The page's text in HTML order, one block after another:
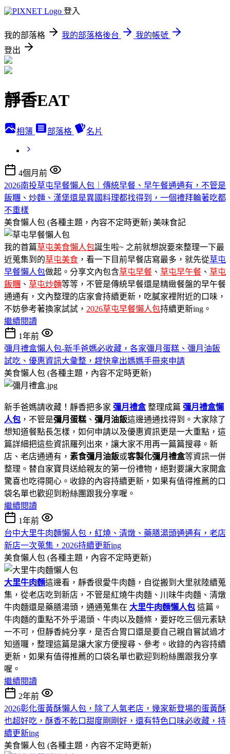
登入
我的部落格 我的部落格後台
我的帳號
登出
靜香EAT
相簿 部落格 名片
4個月前
2026南投草屯早餐懶人包｜傳統早餐、早午餐通通有，不管是
飯糰、炒麵、漢堡還是異國料理都找得到，一個禮拜輪著吃都
不重樣
美食懶人包 (各種主題，內容不定時更新) 美味食記
我的首篇草屯美食懶人包誕生啦~ 之前就想說要來整理一下最
近蒐集到的草屯美食 ，看一下目前早餐店寫最多，就先從草屯
早餐懶人包做起。分享文內包含草屯早餐 、 草屯早午餐 、 草屯
飯糰 、 草屯炒麵等等，不管是傳統早餐還是精緻餐盤的早午餐
通通有，文內整理的店家會持續更新，吃膩家裡附近的口味，
不妨參考著換家試試， 2026草屯早餐懶人包持續更新ing。
繼續閱讀
1年前
彌月禮盒懶人包-新手爸媽必收藏，各家彌月蛋糕、彌月油飯
試吃、優惠資訊大彙整，趕快拿出媽媽手冊來申請
美食懶人包 (各種主題，內容不定時更新)
新手爸媽請收藏！靜香把多家 彌月禮盒 整理成篇 彌月禮盒懶
人包 ，不管是彌月蛋糕 、 彌月油飯這邊通通找得到。大家除了
想知道餐點長怎樣，如何申請以及優惠資訊更是一大重點，這
篇詳細把這些資訊羅列出來，讓大家不用再一篇篇搜尋。新
店、老店通通有， 素食彌月油飯或客製化彌月禮盒等資訊一併
整理。替自家寶貝送給親友的第一份禮物，絕對要讓大家開盒
驚喜也吃得開心。收錄的內容持續更新，如果有值得推薦的口
袋名單也歡迎到粉絲團跟我分享喔。
繼續閱讀
1年前
台中大里牛肉麵懶人包，紅燒、清燉、藥膳湯頭通通有，老店
新店一次蒐集，2026持續更新ing
美食懶人包 (各種主題，內容不定時更新)
大里牛肉麵這邊看，靜香很愛牛肉麵，自從搬到大里就陸續蒐
集，從老店吃到新店，不管是紅燒牛肉麵、川味牛肉麵、清燉
牛肉麵還是藥膳湯頭，通通蒐集在 大里牛肉麵懶人包 這篇。
牛肉麵的重點不外乎湯頭、牛肉以及麵條，要好吃三個元素缺
一不可，但靜香純分享，是否合胃口還是要自己親自嘗試過才
知道囉，整理這篇是讓大家方便搜尋、參考。收錄的內容持續
更新，如果有值得推薦的口袋名單也歡迎到粉絲團跟我分享
喔。
繼續閱讀
2年前
2026彰化蛋黃酥懶人包，除了人氣老店，幾家新登場的蛋黃酥
也超好吃，酥香不乾口甜度剛剛好，還有特色口味必收藏，持
續更新ing
美食懶人包 (各種主題，內容不定時更新)